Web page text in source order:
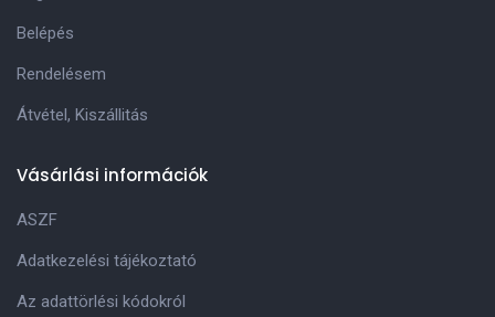
Belépés
Rendelésem
Átvétel, Kiszállitás
Vásárlási információk
ASZF
Adatkezelési tájékoztató
Az adattörlési kódokról